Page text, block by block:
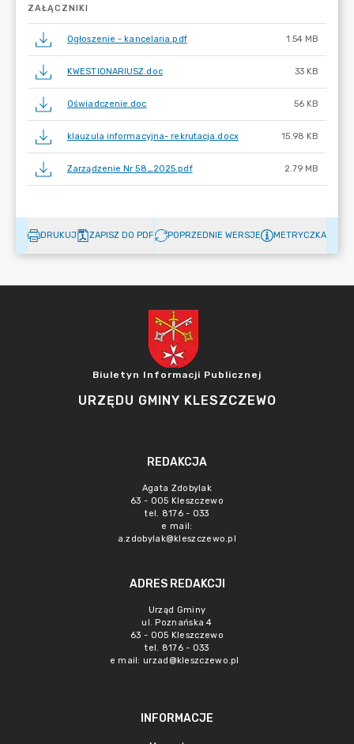
ZAŁĄCZNIKI
Ogłoszenie - kancelaria.pdf 1.54 MB
KWESTIONARIUSZ.doc 33 KB
Oświadczenie.doc 56 KB
klauzula informacyjna- rekrutacja.docx 15.98 KB
Zarządzenie Nr 58_2025.pdf 2.79 MB
DRUKUJ ZAPISZ DO PDF POPRZEDNIE WERSJE METRYCZKA
Biuletyn Informacji Publicznej
URZĘDU GMINY KLESZCZEWO
REDAKCJA
Agata Zdobylak
63 - 005 Kleszczewo
tel. 8176 - 033
e mail:
a.zdobylak@kleszczewo.pl
ADRES REDAKCJI
Urząd Gminy
ul. Poznańska 4
63 - 005 Kleszczewo
tel. 8176 - 033
e mail: urzad@kleszczewo.pl
INFORMACJE